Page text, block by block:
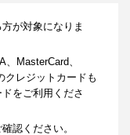
が対象になりま
MasterCard、
クレジットカードも
をご利用くださ
認ください。